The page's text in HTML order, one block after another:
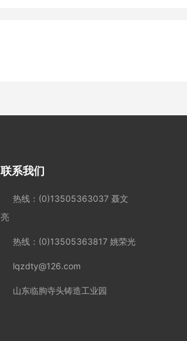
联系我们
热线：(0)13505363037 聂文
亮
热线：(0)13505363817 姚荣光
lqzdty@126.com
山东临朐寺头铸造工业园